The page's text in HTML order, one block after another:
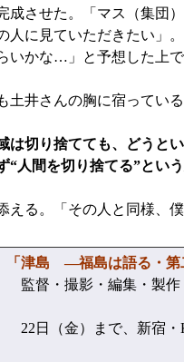
させた。「マス（集団
人に見ていただきたい」
いかな…」と予想した上
井さんの胸に宿っている
切り捨てても、どうと
人間を切り捨てる”とい
る。「その人と同様、
「津島 —福島は語る・第
監督・撮影・編集・製作
22日（金）まで、新宿・